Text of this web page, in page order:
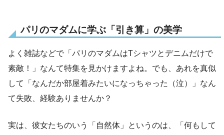
パリのマダムに学ぶ「引き算」の美学
よく雑誌などで「パリのマダムはTシャツとデニムだけで
素敵！」なんて特集を見かけますよね。でも、あれを真似
して「なんだか部屋着みたいになっちゃった（泣）」なん
て失敗、経験ありませんか？
実は、彼女たちのいう「自然体」というのは、「何もして